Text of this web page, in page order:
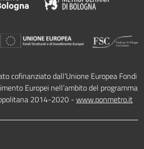
cofinanziato dall’Unione Europea Fondi
Europei nell’ambito del programma
2014-2020 - www.ponmetro.it